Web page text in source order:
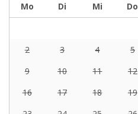
Mo
Di Mi Do
2
3 4 5
9
10 11 12
16
17 18 19